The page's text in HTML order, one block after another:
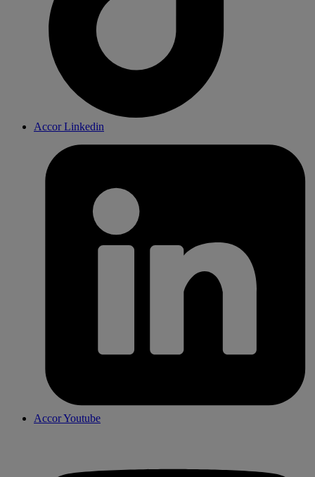
Accor Linkedin
Accor Youtube